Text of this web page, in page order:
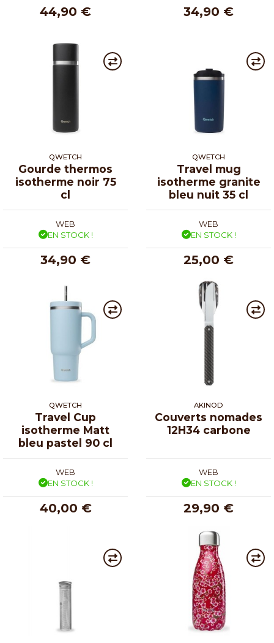
44,90 € 34,90 €
QWETCH
Gourde thermos
isotherme noir 75
cl
WEB
EN STOCK !
34,90 €
QWETCH
Travel mug
isotherme granite
bleu nuit 35 cl
WEB
EN STOCK !
25,00 €
QWETCH
Travel Cup
isotherme Matt
bleu pastel 90 cl
WEB
EN STOCK !
40,00 €
AKINOD
Couverts nomades
12H34 carbone
WEB
EN STOCK !
29,90 €